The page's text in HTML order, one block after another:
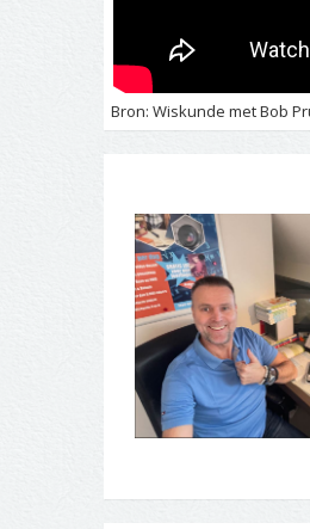
Bron: Wiskunde met Bob